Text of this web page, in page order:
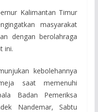
Kalimantan Timur
masyarakat
dengan berolahraga
ini.
kebolehannya
saat memenuhi
Badan Pemeriksa
Nandemar, Sabtu